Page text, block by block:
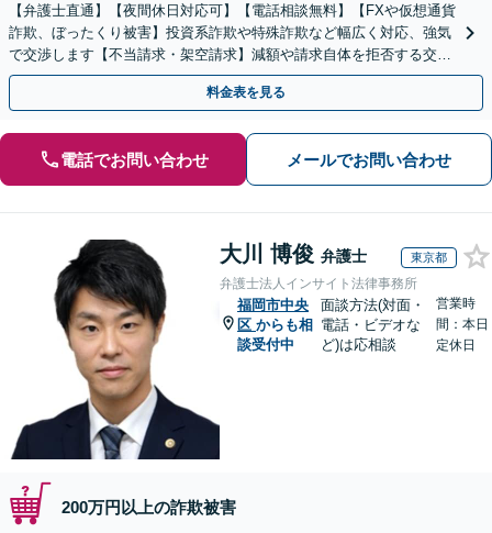
【弁護士直通】【夜間休日対応可】【電話相談無料】【FXや仮想通貨
詐欺、ぼったくり被害】投資系詐欺や特殊詐欺など幅広く対応、強気
で交渉します【不当請求・架空請求】減額や請求自体を拒否する交渉
をします。【天神駅徒歩14分、赤坂駅徒歩3分】
料金表を見る
電話でお問い合わせ メールでお問い合わせ
大川 博俊 弁護士 東京都
弁護士法人インサイト法律事務所
福岡市中央
区 からも相
談受付中
面談方法(対面・
電話・ビデオな
ど)は応相談
営業時
間：本日
定休日
200万円以上の詐欺被害